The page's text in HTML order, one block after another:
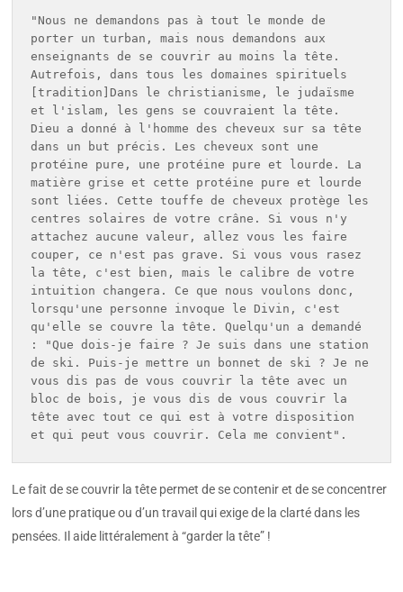
"Nous ne demandons pas à tout le monde de
porter un turban, mais nous demandons aux
enseignants de se couvrir au moins la tête.
Autrefois, dans tous les domaines spirituels
[tradition]Dans le christianisme, le judaïsme
et l'islam, les gens se couvraient la tête.
Dieu a donné à l'homme des cheveux sur sa tête
dans un but précis. Les cheveux sont une
protéine pure, une protéine pure et lourde. La
matière grise et cette protéine pure et lourde
sont liées. Cette touffe de cheveux protège les
centres solaires de votre crâne. Si vous n'y
attachez aucune valeur, allez vous les faire
couper, ce n'est pas grave. Si vous vous rasez
la tête, c'est bien, mais le calibre de votre
intuition changera. Ce que nous voulons donc,
lorsqu'une personne invoque le Divin, c'est
qu'elle se couvre la tête. Quelqu'un a demandé
: "Que dois-je faire ? Je suis dans une station
de ski. Puis-je mettre un bonnet de ski ? Je ne
vous dis pas de vous couvrir la tête avec un
bloc de bois, je vous dis de vous couvrir la
tête avec tout ce qui est à votre disposition
et qui peut vous couvrir. Cela me convient".
Le fait de se couvrir la tête permet de se contenir et de se concentrer
lors d’une pratique ou d’un travail qui exige de la clarté dans les
pensées. Il aide littéralement à “garder la tête” !